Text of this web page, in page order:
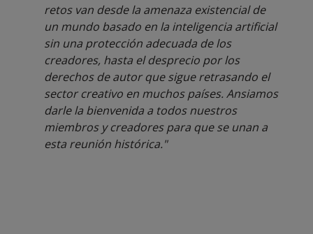
retos van desde la amenaza existencial de
un mundo basado en la inteligencia artificial
sin una protección adecuada de los
creadores, hasta el desprecio por los
derechos de autor que sigue retrasando el
sector creativo en muchos países. Ansiamos
darle la bienvenida a todos nuestros
miembros y creadores para que se unan a
esta reunión histórica."